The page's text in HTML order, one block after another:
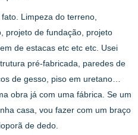
Limpeza do terreno,
projeto de fundação, projeto
de estacas etc etc etc. Usei
pré-fabricada, paredes de
de gesso, piso em uretano…
obra já com uma fábrica. Se um
casa, vou fazer com um braço
de dedo.